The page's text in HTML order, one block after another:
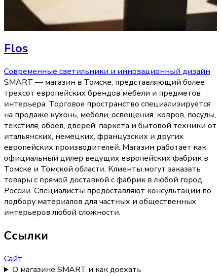
Flos
Современные светильники и инновационный дизайн
SMART — магазин в Томске, представляющий более
трехсот европейских брендов мебели и предметов
интерьера. Торговое пространство специализируется
на продаже кухонь, мебели, освещения, ковров, посуды,
текстиля, обоев, дверей, паркета и бытовой техники от
итальянских, немецких, французских и других
европейских производителей. Магазин работает как
официальный дилер ведущих европейских фабрик в
Томске и Томской области. Клиенты могут заказать
товары с прямой доставкой с фабрик в любой город
России. Специалисты предоставляют консультации по
подбору материалов для частных и общественных
интерьеров любой сложности.
Ссылки
Сайт
О магазине SMART и как доехать